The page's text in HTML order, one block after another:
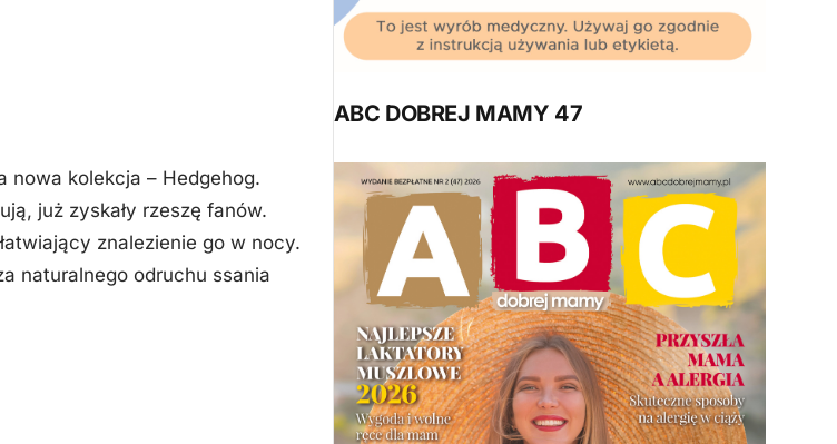
nowa kolekcja – Hedgehog.
już zyskały rzeszę fanów.
znalezienie go w nocy.
naturalnego odruchu ssania
ABC DOBREJ MAMY 47